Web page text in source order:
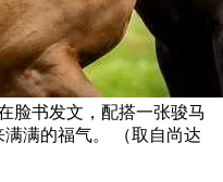
脸书发文，配搭一张骏马
满的福气。 （取自尚达